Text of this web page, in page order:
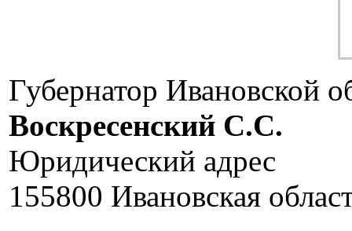
Губернатор Ивановской
Воскресенский C.C.
Юридический адрес
155800 Ивановская